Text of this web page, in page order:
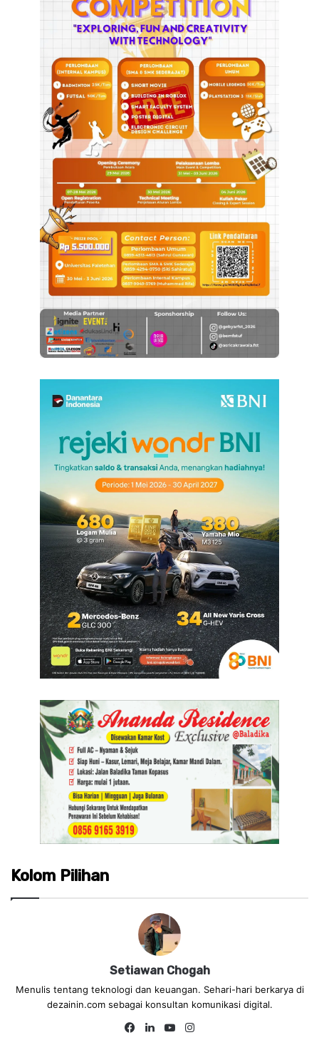
Kolom Pilihan
Setiawan Chogah
Menulis tentang teknologi dan keuangan. Sehari-hari berkarya di
dezainin.com sebagai konsultan komunikasi digital.
Fa
Lin
Yo